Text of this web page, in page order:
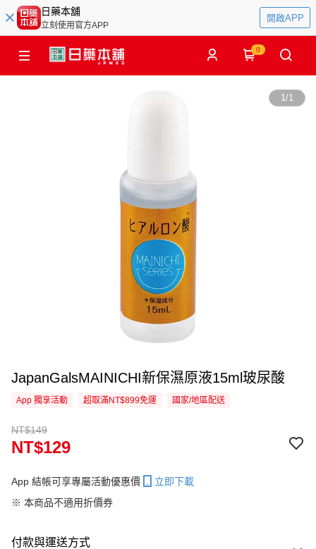
日藥本舖
立刻使用官方APP
開啟APP
0
1/1
JapanGalsMAINICHI新保濕原液15ml玻尿酸
App 獨享活動 超取滿NT$899免運 國家/地區配送
NT$149
NT$129
App 結帳可享專屬活動優惠價
立即下載
※ 本商品不適用折價券
付款與運送方式